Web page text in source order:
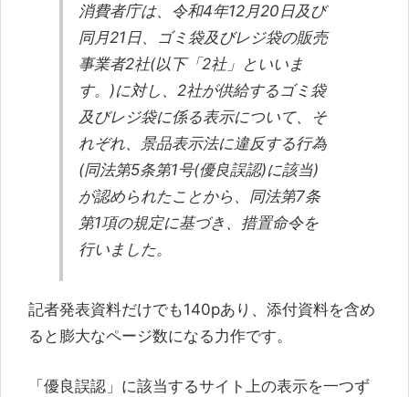
消費者庁は、令和4年12月20日及び
同月21日、ゴミ袋及びレジ袋の販売
事業者2社(以下「2社」といいま
す。)に対し、2社が供給するゴミ袋
及びレジ袋に係る表示について、そ
れぞれ、景品表示法に違反する行為
(同法第5条第1号(優良誤認)に該当)
が認められたことから、同法第7条
第1項の規定に基づき、措置命令を
行いました。
記者発表資料だけでも140pあり、添付資料を含め
ると膨大なページ数になる力作です。
「優良誤認」に該当するサイト上の表示を一つず